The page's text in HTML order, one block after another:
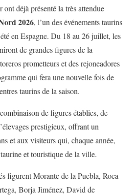
ont déjà présenté la très attendue
2026, l’un des événements taurins
en Espagne. Du 18 au 26 juillet, les
de grandes figures de la
prometteurs et des rejoneadores
qui fera une nouvelle fois de
taurins de la saison.
de figures établies, de
prestigieux, offrant un
et aux visiteurs qui, chaque année,
et touristique de la ville.
figurent Morante de la Puebla, Roca
Borja Jiménez, David de